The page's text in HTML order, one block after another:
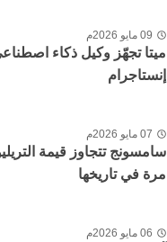
09 مايو 2026م
ميتا تجهّز وكيل ذكاء
إنستاجرام
07 مايو 2026م
سامسونج تتجاوز قيمة
مرة في تاريخها
06 مايو 2026م